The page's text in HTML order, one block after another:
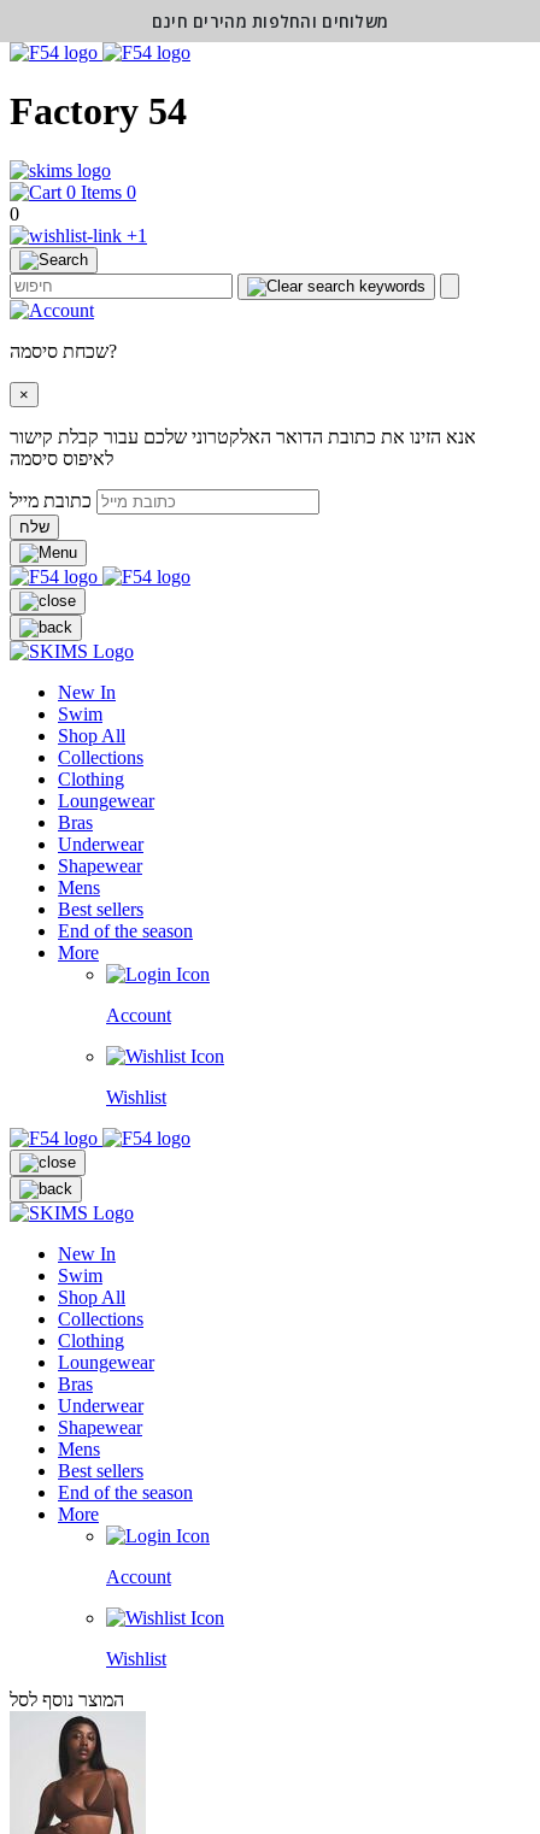
Factory 54
0
0
+1
שכחת סיסמה?
×
אנא הזינו את כתובת הדואר האלקטרוני שלכם עבור קבלת קישור
לאיפוס סיסמה
שלח
New In
Swim
Shop All
Collections
Clothing
Loungewear
Bras
Underwear
Shapewear
Mens
Best sellers
End of the season
More
Account
Wishlist
New In
Swim
Shop All
Collections
Clothing
Loungewear
Bras
Underwear
Shapewear
Mens
Best sellers
End of the season
More
Account
Wishlist
המוצר נוסף לסל
משלוחים והחלפות מהירים חינם